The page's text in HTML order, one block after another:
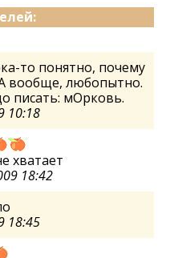
то понятно, почему
вообще, любопытно.
писать: мОрковь.
10:18
хватает
18:42
18:45